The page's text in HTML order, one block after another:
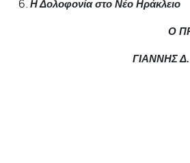
Η Δολοφονία στο Νέο Ηράκλειο
Ο
ΓΙΑΝΝΗΣ